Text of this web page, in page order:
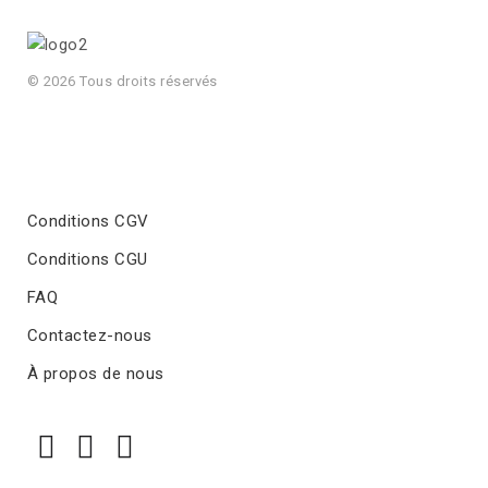
© 2026 Tous droits réservés
Conditions CGV
Conditions CGU
FAQ
Contactez-nous
À propos de nous